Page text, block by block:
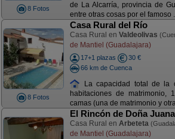
8 Fotos
de La Alcarría, provincia de
entre otras cosas por el famoso
8 Fotos
Casa Rural del Río
Casa Rural en Valdeolivas
de Mantiel (Guadalajara)
17+1 plazas
30 €
66 km de Cuenca
La capacidad total de la
habitaciones de matrimonio,
camas (una de matrimonio y
El Rincón de Doña Juana
Casa Rural en Arbeteta
de Mantiel (Guadalajara)